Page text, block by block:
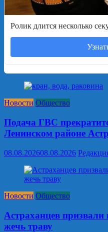
Ролик длится несколько
Новости Общество
Подача ГВС
Ленинском районе
08.08.202608.08.2026
Новости Общество
Астраханцев призвали
жечь траву